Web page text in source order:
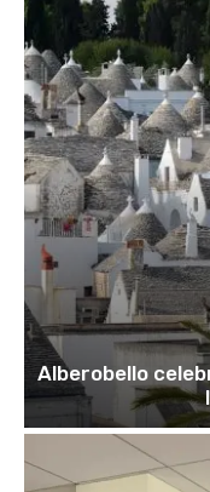
Alberobello